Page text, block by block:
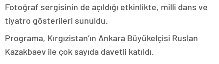
Fotoğraf sergisinin de açıldığı etkinlikte, milli dans ve
tiyatro gösterileri sunuldu.
Programa, Kırgızistan’ın Ankara Büyükelçisi Ruslan
Kazakbaev ile çok sayıda davetli katıldı.